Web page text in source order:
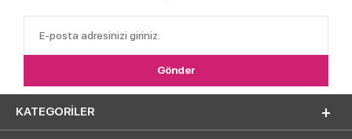
KATEGORILER